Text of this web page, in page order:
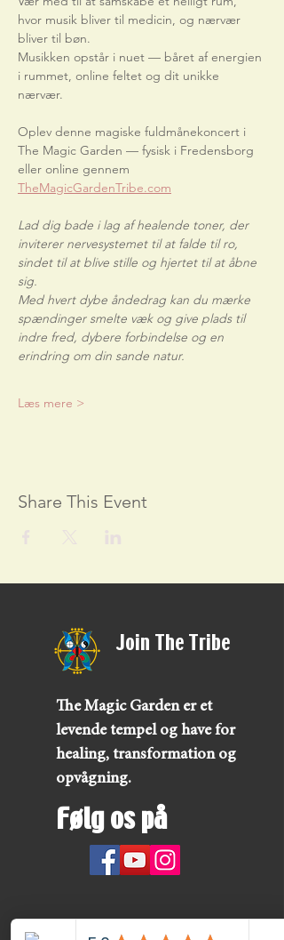
hvor musik bliver til medicin, og nærvær
bliver til bøn.
Musikken opstår i nuet — båret af energien
i rummet, online feltet og dit unikke
nærvær.
Oplev denne magiske fuldmånekoncert i
The Magic Garden — fysisk i Fredensborg
eller online gennem
TheMagicGardenTribe.com
Lad dig bade i lag af healende toner, der
inviterer nervesystemet til at falde til ro,
sindet til at blive stille og hjertet til at åbne
sig.
Med hvert dybe åndedrag kan du mærke
spændinger smelte væk og give plads til
indre fred, dybere forbindelse og en
erindring om din sande natur.
Læs mere >
Share This Event
Join The Tribe
The Magic Garden er et
levende tempel og have for
healing, transformation og
opvågning.
Følg os på